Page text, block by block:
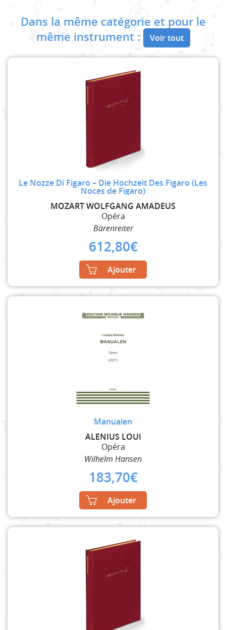
Dans la même catégorie et pour le
même instrument :
Voir tout
Le Nozze Di Figaro – Die Hochzeit Des Figaro (Les
Noces de Figaro)
MOZART WOLFGANG AMADEUS
Opéra
Bärenreiter
612,80€
Ajouter
Manualen
ALENIUS LOUI
Opéra
Wilhelm Hansen
183,70€
Ajouter